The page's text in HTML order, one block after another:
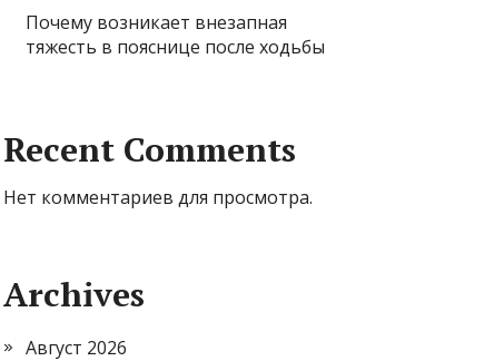
Почему возникает внезапная
тяжесть в пояснице после ходьбы
Recent Comments
Нет комментариев для просмотра.
Archives
Август 2026